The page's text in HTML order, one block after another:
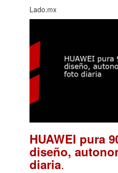
Lado.mx
HUAWEI pura
diseño,
diaria.